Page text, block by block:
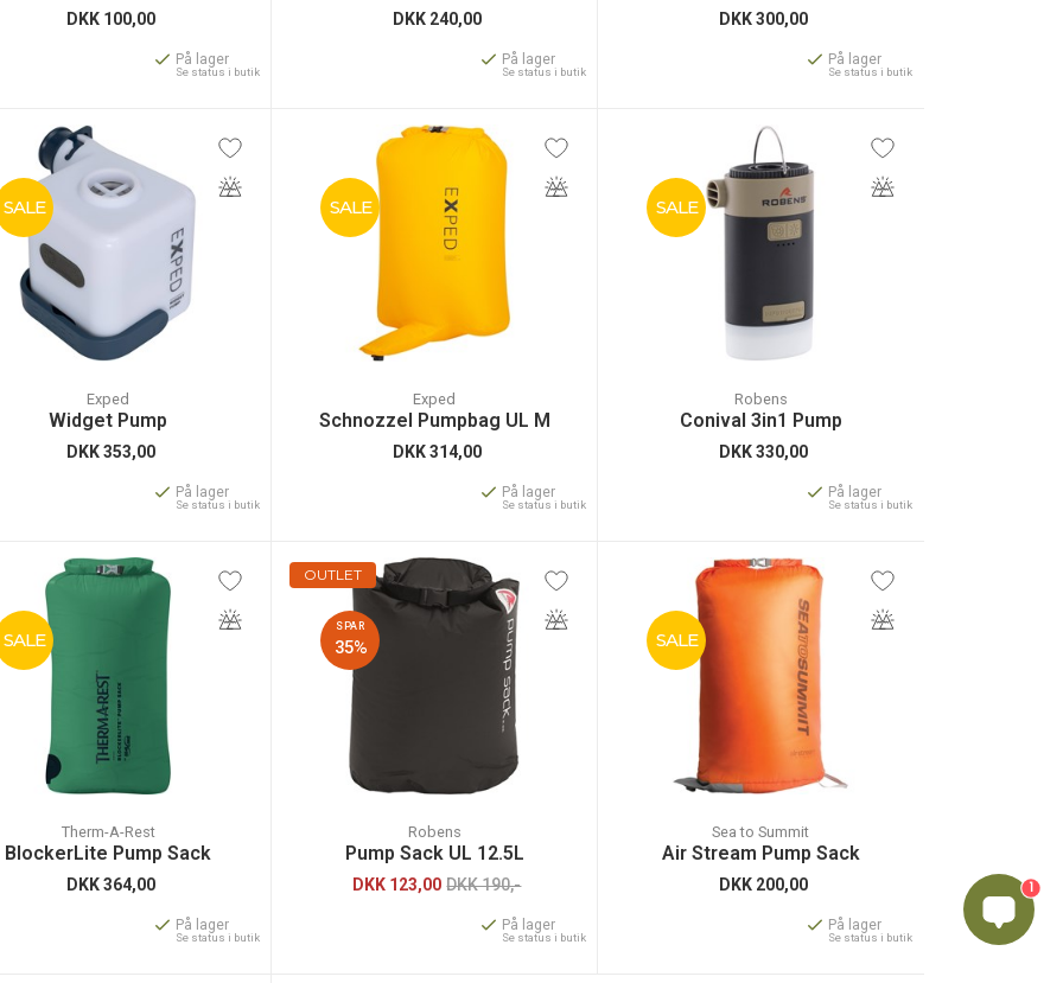
DKK100,00
På lager
Se status i butik
DKK240,00
På lager
Se status i butik
DKK300,00
På lager
Se status i butik
SALE
Exped
Widget Pump
DKK353,00
På lager
Se status i butik
SALE
Exped
Schnozzel Pumpbag UL M
DKK314,00
På lager
Se status i butik
SALE
Robens
Conival 3in1 Pump
DKK330,00
På lager
Se status i butik
SALE
Therm-A-Rest
BlockerLite Pump Sack
DKK364,00
På lager
Se status i butik
OUTLET
SPAR
35%
Robens
Pump Sack UL 12.5L
DKK 123,00 DKK 190,-
På lager
Se status i butik
SALE
Sea to Summit
Air Stream Pump Sack
DKK200,00
På lager
Se status i butik
1